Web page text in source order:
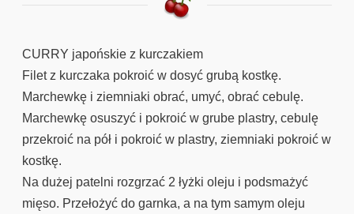
CURRY japońskie z kurczakiem
Filet z kurczaka pokroić w dosyć grubą kostkę.
Marchewkę i ziemniaki obrać, umyć, obrać cebulę.
Marchewkę osuszyć i pokroić w grube plastry, cebulę
przekroić na pół i pokroić w plastry, ziemniaki pokroić w
kostkę.
Na dużej patelni rozgrzać 2 łyżki oleju i podsmażyć
mięso. Przełożyć do garnka, a na tym samym oleju